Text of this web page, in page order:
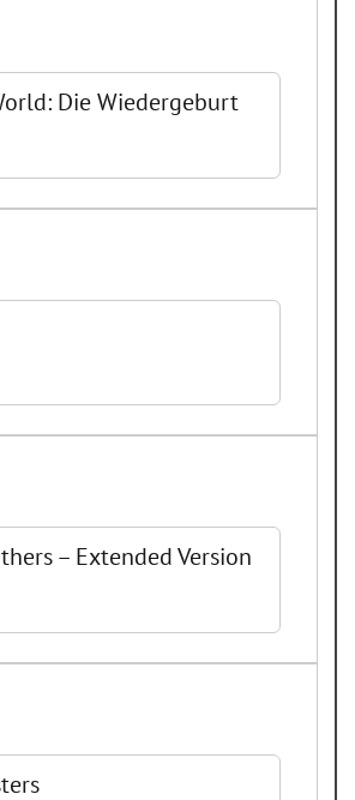
Die Wiedergeburt
– Extended Version